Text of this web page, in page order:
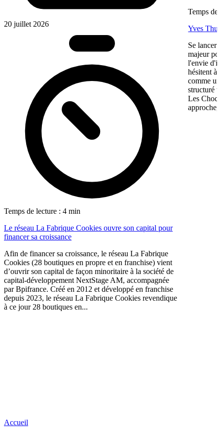
20 juillet 2026
Temps de lecture : 4 min
Le réseau La Fabrique Cookies ouvre son capital pour
financer sa croissance
Afin de financer sa croissance, le réseau La Fabrique
Cookies (28 boutiques en propre et en franchise) vient
d’ouvrir son capital de façon minoritaire à la société de
capital-développement NextStage AM, accompagnée
par Bpifrance. Créé en 2012 et développé en franchise
depuis 2023, le réseau La Fabrique Cookies revendique
à ce jour 28 boutiques en...
Temps de
Yves
Se lancer
majeur
l'envie
hésitent à
comme
structuré
Les
approche,
Accueil